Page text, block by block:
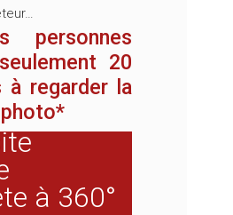
personnes
20
à regarder la
à 360°